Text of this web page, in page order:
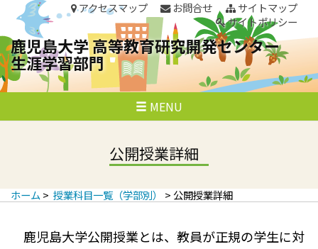
アクセスマップ お問合せ
サイトマップ
サイトポリシー
鹿児島大学 高等教育研究開発センター
生涯学習部門
r
m
a
S
i
o
n
MENU
鹿児島大学 高等教育研究開発センター 生涯学
習部門
公開授業詳細
ホーム > 授業科目一覧（学部別） > 公開授業詳細
鹿児島大学公開授業とは、教員が正規の学生に対